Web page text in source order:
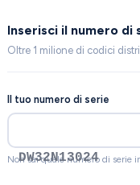
Inserisci il numero di
Oltre 1 milione di codici
Il tuo numero di serie
CL094090001747
Non sai quale numero di serie